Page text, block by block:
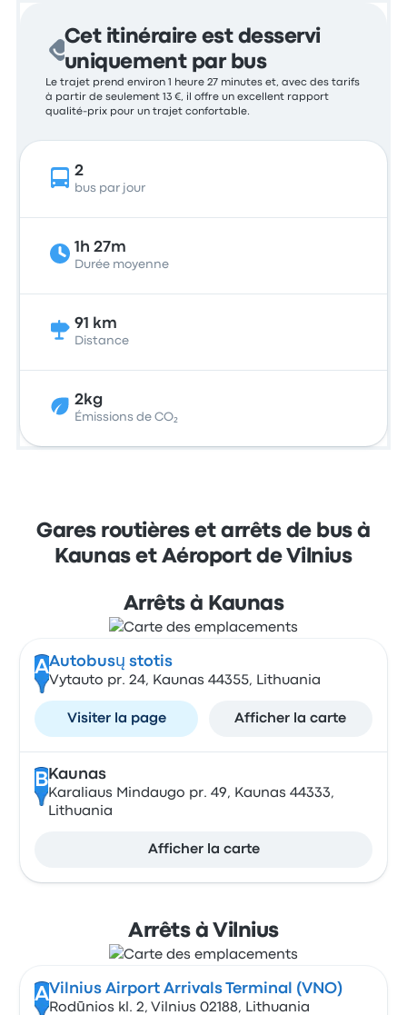
Cet itinéraire est desservi
uniquement par bus
Le trajet prend environ 1 heure 27 minutes et, avec des tarifs
à partir de seulement 13 €, il offre un excellent rapport
qualité-prix pour un trajet confortable.
2
bus par jour
1h 27m
Durée moyenne
91 km
Distance
2kg
Émissions de CO₂
Gares routières et arrêts de bus à
Kaunas et Aéroport de Vilnius
Arrêts à Kaunas
AAutobusų stotis
Vytauto pr. 24, Kaunas 44355, Lithuania
Visiter la page Afficher la carte
B Kaunas
Karaliaus Mindaugo pr. 49, Kaunas 44333,
Lithuania
Afficher la carte
Arrêts à Vilnius
AVilnius Airport Arrivals Terminal (VNO)
Rodūnios kl. 2, Vilnius 02188, Lithuania